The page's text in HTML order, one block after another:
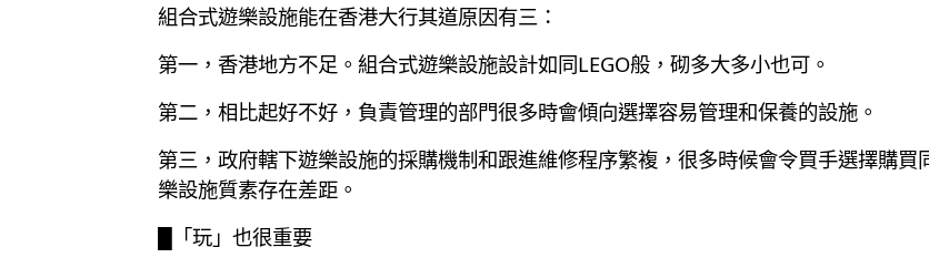
組合式遊樂設施能在香港大行其道原因有三：
第一，香港地方不足。組合式遊樂設施設計如同LEGO般，砌多大多小也可。
第二，相比起好不好，負責管理的部門很多時會傾向選擇容易管理和保養的設施。
第三，政府轄下遊樂設施的採購機制和跟進維修程序繁複，很多時候會令買手選擇購
樂設施質素存在差距。
█「玩」也很重要